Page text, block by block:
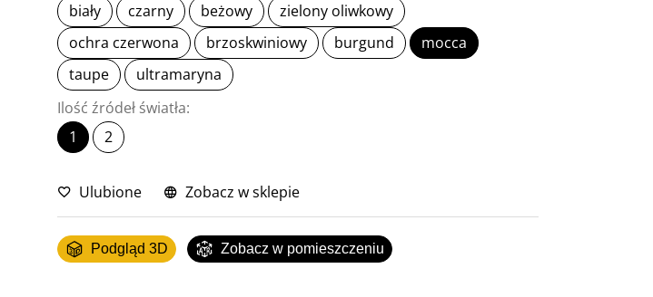
biały
czarny beżowy
zielony oliwkowy
ochra czerwona
brzoskwiniowy burgund
mocca
taupe
ultramaryna
Ilość źródeł światła:
1
2
Ulubione Zobacz w sklepie
Podgląd 3D Zobacz w pomieszczeniu